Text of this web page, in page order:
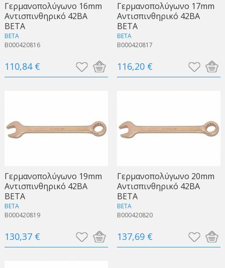
Γερμανοπολύγωνo 16mm
Αντισπινθηρικό 42BA
BETA
BETA
B000420816
110,84 €
Γερμανοπολύγωνo 17mm
Αντισπινθηρικό 42BA
BETA
BETA
B000420817
116,20 €
Γερμανοπολύγωνo 19mm
Αντισπινθηρικό 42BA
BETA
BETA
B000420819
130,37 €
Γερμανοπολύγωνo 20mm
Αντισπινθηρικό 42BA
BETA
BETA
B000420820
137,69 €